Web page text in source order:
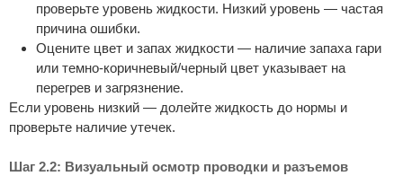
проверьте уровень жидкости. Низкий уровень — частая
причина ошибки.
Оцените цвет и запах жидкости — наличие запаха гари
или темно-коричневый/черный цвет указывает на
перегрев и загрязнение.
Если уровень низкий — долейте жидкость до нормы и
проверьте наличие утечек.
Шаг 2.2: Визуальный осмотр проводки и разъемов